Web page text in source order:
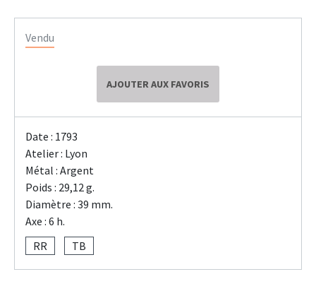
Vendu
AJOUTER AUX FAVORIS
Date : 1793
Atelier : Lyon
Métal : Argent
Poids : 29,12 g.
Diamètre : 39 mm.
Axe : 6 h.
RR
TB